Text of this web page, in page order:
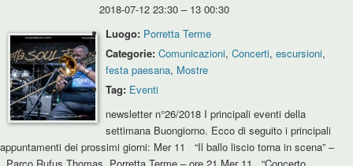
2018-07-12 23:30 – 13 00:30
Luogo: Porretta Terme
Categorie: Comunicazioni, Concerti, escursioni,
festa paesana, Mostre
Tag: Eventi
newsletter n°26/2018 I principali eventi della
settimana Buongiorno. Ecco di seguito i principali
appuntamenti dei prossimi giorni: Mer 11 “Il ballo liscio torna in scena” –